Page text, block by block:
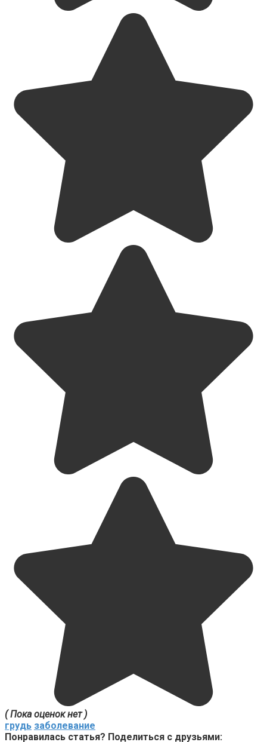
( Пока оценок нет )
грудь заболевание
Понравилась статья? Поделиться с друзьями: